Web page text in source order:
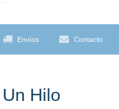
Envíos Contacto
Hilo